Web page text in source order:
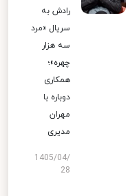
رادش به
سریال «مرد
سه هزار
چهره»؛
همکاری
دوباره با
مهران
مدیری
1405/04/
28